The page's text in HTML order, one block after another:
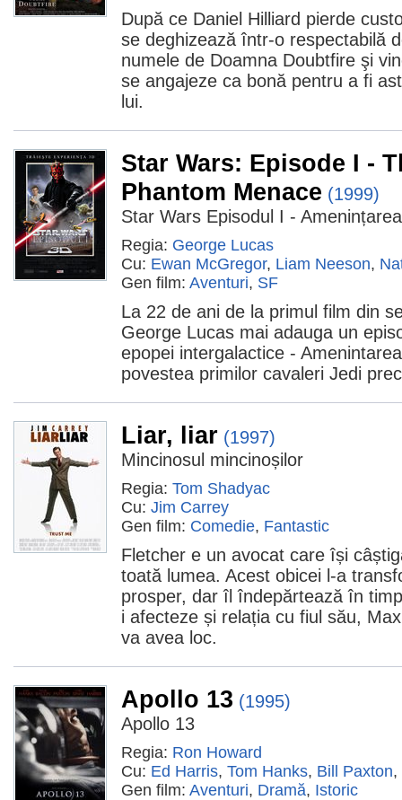
După ce Daniel Hilliard pierde
se deghizează într-o respectabilă
numele de Doamna Doubtfire şi
se angajeze ca bonă pentru a fi
lui.
Star Wars: Episode I -
Phantom Menace (1999)
Star Wars Episodul I -
Regia: George Lucas
Cu: Ewan McGregor, Liam Neeson,
Gen film: Aventuri, SF
La 22 de ani de la primul film din
George Lucas mai adauga un
epopei intergalactice -
povestea primilor cavaleri Jedi
Liar, liar (1997)
Mincinosul mincinoșilor
Regia: Tom Shadyac
Cu: Jim Carrey
Gen film: Comedie, Fantastic
Fletcher e un avocat care își
toată lumea. Acest obicei l-a
prosper, dar îl îndepărtează în
i afecteze și relația cu fiul său,
va avea loc.
Apollo 13 (1995)
Apollo 13
Regia: Ron Howard
Cu: Ed Harris, Tom Hanks, Bill Paxton,
Gen film: Aventuri, Dramă, Istoric